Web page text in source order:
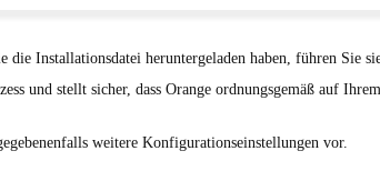
Installationsdatei heruntergeladen haben, führen Sie
und stellt sicher, dass Orange ordnungsgemäß auf
weitere Konfigurationseinstellungen vor.